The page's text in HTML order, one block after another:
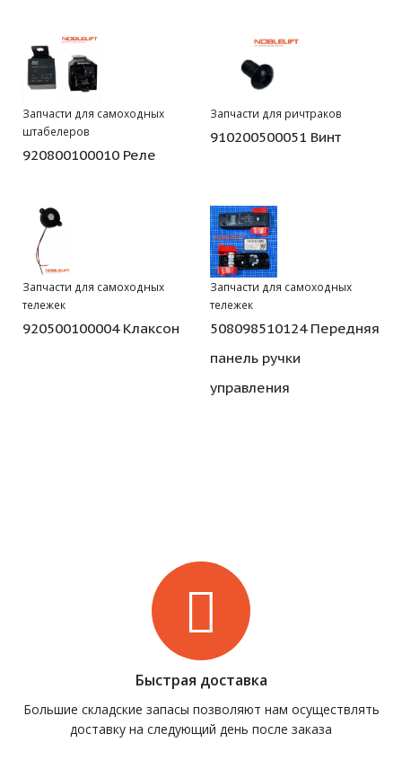
Запчасти для самоходных
штабелеров
920800100010 Реле
Запчасти для ричтраков
910200500051 Винт
Запчасти для самоходных
тележек
920500100004 Клаксон
Запчасти для самоходных
тележек
508098510124 Передняя
панель ручки
управления
Быстрая доставка
Большие складские запасы позволяют нам осуществлять
доставку на следующий день после заказа